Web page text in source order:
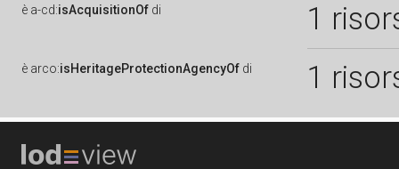
è a-cd:isAcquisitionOf di 1
è arco:isHeritageProtectionAgencyOf di 1